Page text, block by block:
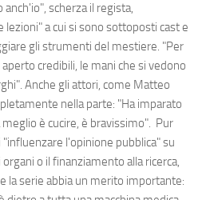
scherza il regista,
lezioni" a cui si sono sottoposti cast e
gli strumenti del mestiere. "Per
credibili, le mani che si vedono
Anche gli attori, come Matteo
nella parte: "Ha imparato
è cucire, è bravissimo". Pur
l'opinione pubblica" su
o il finanziamento alla ricerca,
la serie abbia un merito importante: